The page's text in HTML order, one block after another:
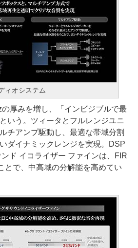
ィオシステム
厚みを増し、「インビジブルで最
いう。ツィータとフルレンジユニ
チアンプ駆動し、最適な帯域分割
ダイナミックレンジを実現。DSP
ド イコライザー ファインは、FIR
とで、中高域の分解能を高めてい